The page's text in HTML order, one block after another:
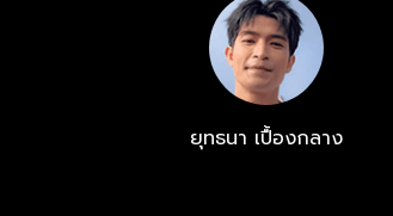
ยุทธนา เปื้องกลาง